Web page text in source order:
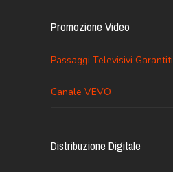
Promozione Video
Passaggi Televisivi Garantiti
Canale VEVO
Distribuzione Digitale